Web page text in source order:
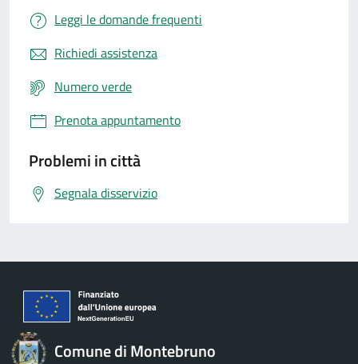
Leggi le domande frequenti
Richiedi assistenza
Numero verde
Prenota appuntamento
Problemi in città
Segnala disservizio
Comune di Montebruno